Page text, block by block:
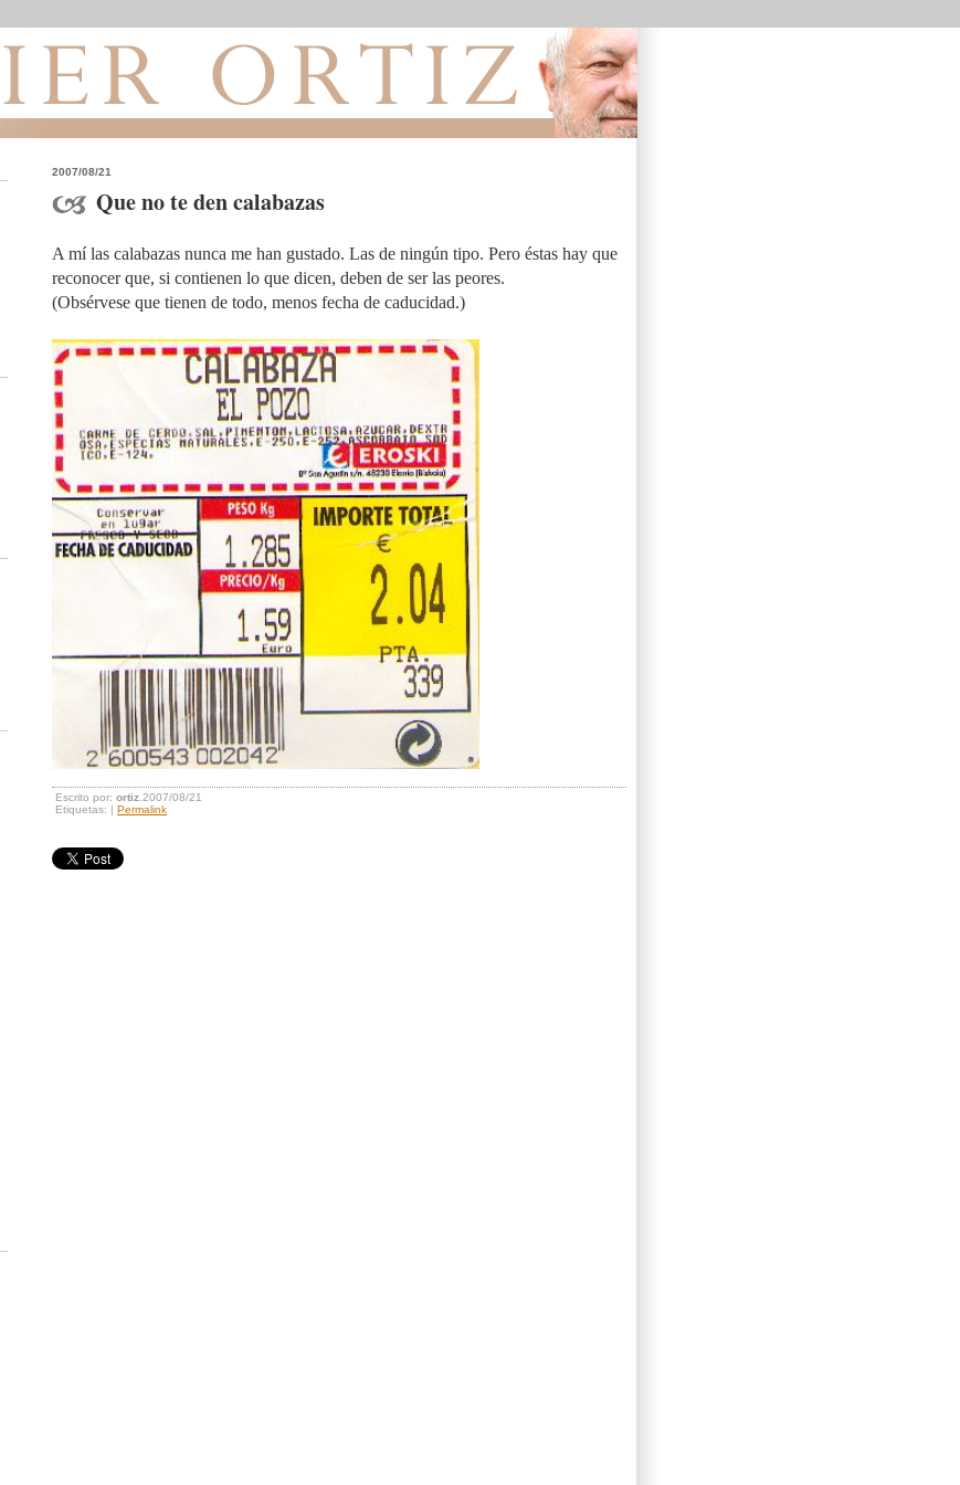
2007/08/21
Que no te den calabazas
A mí las calabazas nunca me han gustado. Las de ningún tipo. Pero éstas hay que
reconocer que, si contienen lo que dicen, deben de ser las peores.
(Obsérvese que tienen de todo, menos fecha de caducidad.)
Escrito por: ortiz .2007/08/21
Etiquetas: | Permalink